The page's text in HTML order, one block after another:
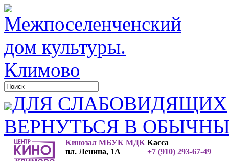
ДЛЯ СЛАБОВИДЯЩИХ
ВЕРНУТЬСЯ В
Кинозал МБУК МДК
пл. Ленина, 1А
Касса
+7 (910) 293-67-49